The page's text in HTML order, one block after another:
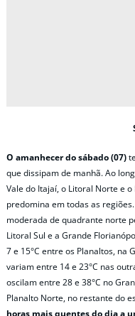
O amanhecer do sábado (07)
que dissipam de manhã. Ao
Vale do Itajaí, o Litoral Norte e
predomina em todas as
moderada de quadrante norte
Litoral Sul e a Grande
7 e 15°C entre os Planaltos, na
variam entre 14 e 23°C nas
oscilam entre 28 e 38°C no
Planalto Norte, no restante do
horas mais quentes do dia a